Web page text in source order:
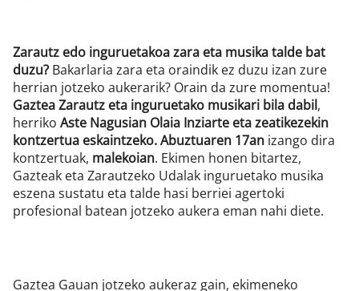
Zarautz edo inguruetakoa zara eta musika talde bat
duzu? Bakarlaria zara eta oraindik ez duzu izan zure
herrian jotzeko aukerarik? Orain da zure momentua!
Gaztea Zarautz eta inguruetako musikari bila dabil,
herriko Aste Nagusian Olaia Inziarte eta zeatikezekin
kontzertua eskaintzeko.Abuztuaren 17an izango dira
kontzertuak, malekoian. Ekimen honen bitartez,
Gazteak eta Zarautzeko Udalak inguruetako musika
eszena sustatu eta talde hasi berriei agertoki
profesional batean jotzeko aukera eman nahi diete.
Gaztea Gauan jotzeko aukeraz gain, ekimeneko